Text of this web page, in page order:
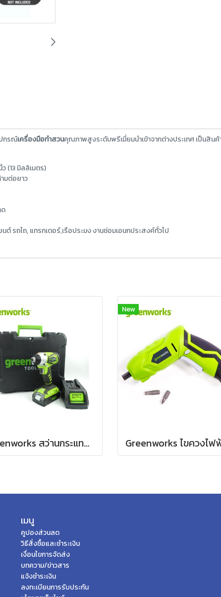
กรณ์เครื่องมือทำสวนคุณภาพสูงระดับพรีเมี่ยมนำเข้าจากต่างประเทศ เป็นสิน
(13 มิลลิเมตร)
มต่อยาว
รถไถ, แทรกเตอร์,เรือประมง งานซ่อมเอนกประสงค์ทั่วไป
Greenworks สว่านกระแทก ขนาด 24V พร้อมแบตเตอรี่และแท่นชาร์จ
New
เมนู
คูปองส่วนลด
วิธีสั่งซื้อและชำระเงิน
เงื่อนไขการจัดส่ง
บทความ/ข่าวสาร
แจ้งชำระเงิน
ลงทะเบียนการรับประกัน